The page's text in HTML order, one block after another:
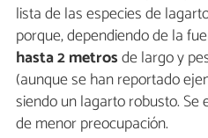
lista de las especies de
porque, dependiendo de la
hasta 2 metrosde largo y
(aunque se han reportado
siendo un lagarto robusto.
de menor preocupación.